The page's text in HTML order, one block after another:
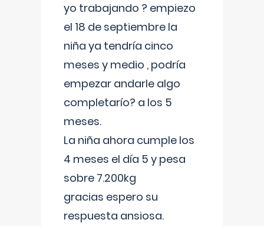
yo trabajando ? empiezo
el 18 de septiembre la
niña ya tendría cinco
meses y medio , podría
empezar andarle algo
completarío? a los 5
meses.
La niña ahora cumple los
4 meses el día 5 y pesa
sobre 7.200kg
gracias espero su
respuesta ansiosa.